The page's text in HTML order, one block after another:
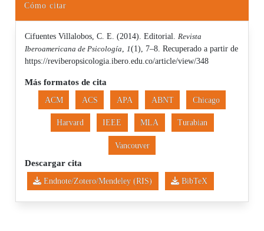
Cómo citar
Cifuentes Villalobos, C. E. (2014). Editorial. Revista
Iberoamericana de Psicología
1(1), 7–8. Recuperado a partir de
https://reviberopsicologia.ibero.edu.co/article/view/348
Más formatos de cita
ACM ACS APA ABNT Chicago
Harvard IEEE MLA Turabian
Vancouver
Descargar cita
Endnote/Zotero/Mendeley (RIS) BibTeX